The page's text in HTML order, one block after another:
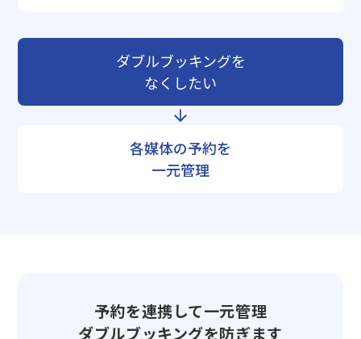
ダブルブッキングを
なくしたい
各媒体の予約を
一元管理
予約を連携して一元管理
ダブルブッキングを防ぎます